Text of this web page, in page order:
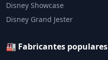
Disney Showcase
Disney Grand Jester
🏭 Fabricantes populares